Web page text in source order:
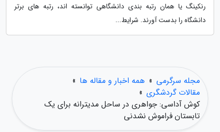
رنکینگ یا همان رتبه بندی دانشگاهی توانسته اند، رتبه های برتر
دانشگاه را بدست آورند. شرایط...
مجله سرگرمی » همه اخبار و مقاله ها »
مقالات گردشگری »
کوش آداسی: جواهری در ساحل مدیترانه برای یک
تابستان فراموش نشدنی